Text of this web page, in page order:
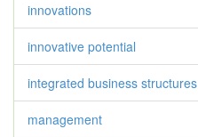
innovations
innovative potential
integrated business structures
management